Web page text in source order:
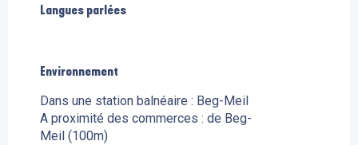
Langues parlées
Langues parlées
Environnement
Environnement
Dans une station balnéaire : Beg-Meil
A proximité des commerces : de Beg-
Meil (100m)